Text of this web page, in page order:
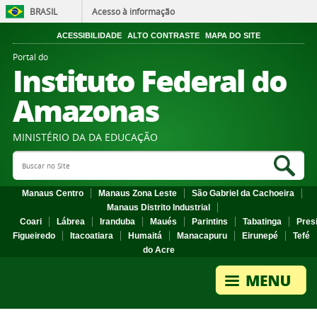
BRASIL Acesso à informação
ACESSIBILIDADE ALTO CONTRASTE MAPA DO SITE
Portal do
Instituto Federal do
Amazonas
MINISTÉRIO DA DA EDUCAÇÃO
Search Site
Manaus Centro Manaus Zona Leste
São Gabriel da Cachoeira
Manaus Distrito Industrial
Coari
Lábrea Iranduba Maués Parintins Tabatinga
Figueiredo
Itacoatiara Humaitá Manacapuru Eirunepé
Tefé
do Acre